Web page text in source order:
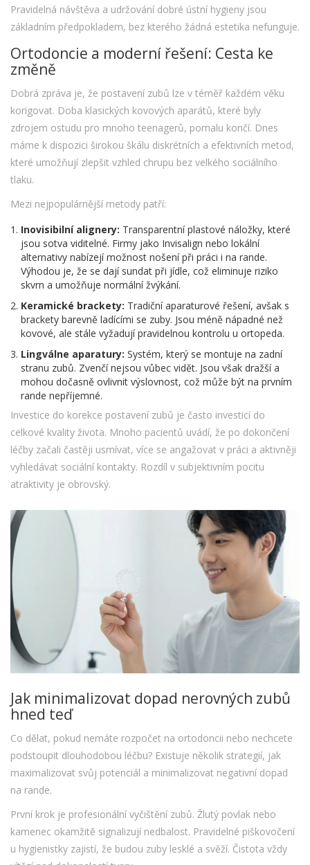
Pravidelná návštěva a udržování dobré ústní hygieny jsou
základním předpokladem, bez kterého žádná estetika nefunguje.
Ortodoncie a moderní řešení: Cesta ke
změně
Dobrá zpráva je, že postavení zubů lze v téměř každém věku
korigovat. Doba klasických kovových aparátů, které byly
zdrojem ostudu pro mnoho teenagerů, pomalu končí. Dnes
máme k dispozici širokou škálu diskrétních a efektivních metod,
které umožňují zlepšit vzhled chrupu bez velkého sociálního
tlaku.
Mezi nejpopulárnější metody patří:
Inovisibilní alignery: Transparentní plastové náložky, které
jsou sotva viditelné. Firmy jako Invisalign nebo lokální
alternativy nabízejí možnost nošení při práci i na rande.
Výhodou je, že se dají sundat při jídle, což eliminuje riziko
skvrn a umožňuje normální žvýkání.
Keramické brackety: Tradiční aparaturové řešení, avšak s
brackety barevně ladícími se zuby. Jsou méně nápadné než
kovové, ale stále vyžadují pravidelnou kontrolu u ortopeda.
Lingválne aparatury: Systém, který se montuje na zadní
stranu zubů. Zvenčí nejsou vůbec vidět. Jsou však dražší a
mohou dočasně ovlivnit výslovnost, což může být na prvním
rande nepříjemné.
Investice do korekce postavení zubů je často investicí do
celkové kvality života. Mnoho pacientů uvádí, že po dokončení
léčby začali častěji usmívat, více se angažovat v práci a aktivněji
vyhledávat sociální kontakty. Rozdíl v subjektivním pocitu
atraktivity je obrovský.
Jak minimalizovat dopad nerovných zubů
hned teď
Co dělat, pokud nemáte rozpočet na ortodoncii nebo nechcete
podstoupit dlouhodobou léčbu? Existuje několik strategií, jak
maximalizovat svůj potenciál a minimalizovat negativní dopad
na rande.
První krok je profesionální vyčištění zubů. Žlutý povlak nebo
kamenec okamžitě signalizují nedbalost. Pravidelné piškovočení
u hygienistky zajistí, že budou zuby lesklé a svěží. Čistota vždy